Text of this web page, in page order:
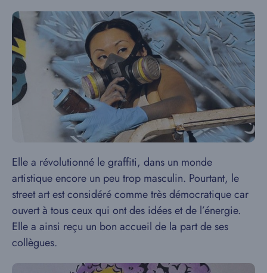
Elle a révolutionné le graffiti, dans un monde
artistique encore un peu trop masculin. Pourtant, le
street art est considéré comme très démocratique car
ouvert à tous ceux qui ont des idées et de l’énergie.
Elle a ainsi reçu un bon accueil de la part de ses
collègues.